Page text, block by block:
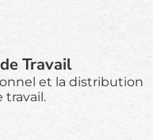
Travail
et la distribution
travail.